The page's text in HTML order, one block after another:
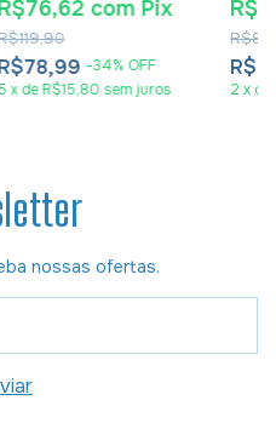
-34% OFF
com Pix
xdeR$15,80 sem juros 2 x de
nossas ofertas.